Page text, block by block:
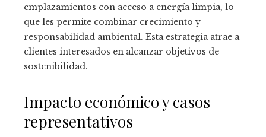
emplazamientos con acceso a energía limpia, lo
que les permite combinar crecimiento y
responsabilidad ambiental. Esta estrategia atrae a
clientes interesados en alcanzar objetivos de
sostenibilidad.
Impacto económico y casos
representativos